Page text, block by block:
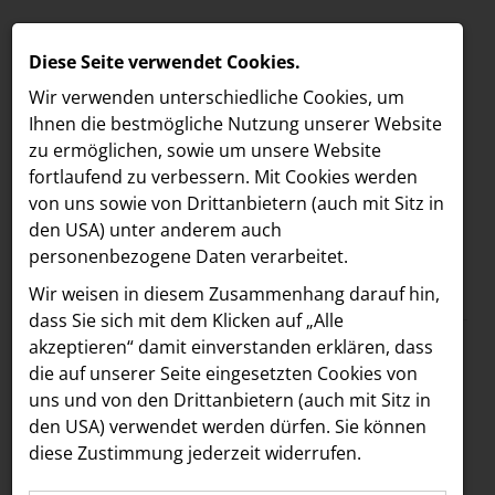
MELDUNGEN
LOEBELL NORDBERG
INNER
aehre
Astoria Artshow
B/S/H Hausgeräte
Meldungen / NOAN
Text Bilder
06.05.2024
Ein Hauch von Luxus
für die Küche: NOAN
Diese Seite verwendet Cookies.
Wir verwenden unterschiedliche Cookies, um
Ihnen die best­mögliche Nutzung unserer Website
zu ermöglichen, sowie um unsere Website
fortlaufend zu verbessern. Mit Cookies werden
von uns sowie von Drittanbietern (auch mit Sitz in
den USA) unter anderem auch
personenbezogene Daten verarbeitet.
Wir weisen in diesem Zusammenhang darauf hin,
dass Sie sich mit dem Klicken auf „Alle
akzeptieren“ damit ein­ver­standen erklären, dass
die auf unserer Seite eingesetzten Cookies von
uns und von den Drittanbietern (auch mit Sitz in
den USA) verwendet werden dürfen. Sie können
diese Zustimmung jederzeit widerrufen.